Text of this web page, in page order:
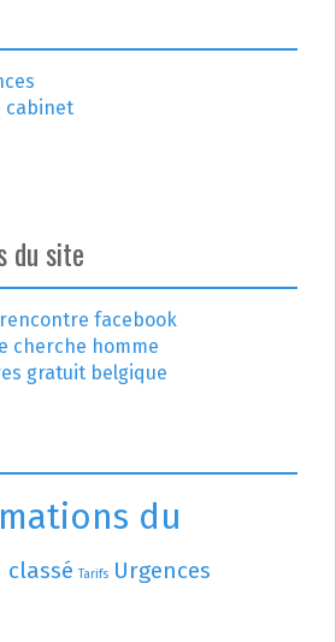
cabinet
du site
facebook
cherche homme
gratuit belgique
du
classé Tarifs Urgences